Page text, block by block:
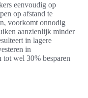
eenvoudig op
op afstand te
voorkomt onnodig
aanzienlijk minder
in lagere
in
tot wel 30% besparen